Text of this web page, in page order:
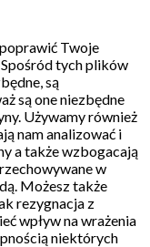
Twoje
Spośród tych plików
są
są one niezbędne
Używamy również
nam analizować i
a także wzbogacają
w
Możesz także
rezygnacja z
wpływ na wrażenia
niektórych